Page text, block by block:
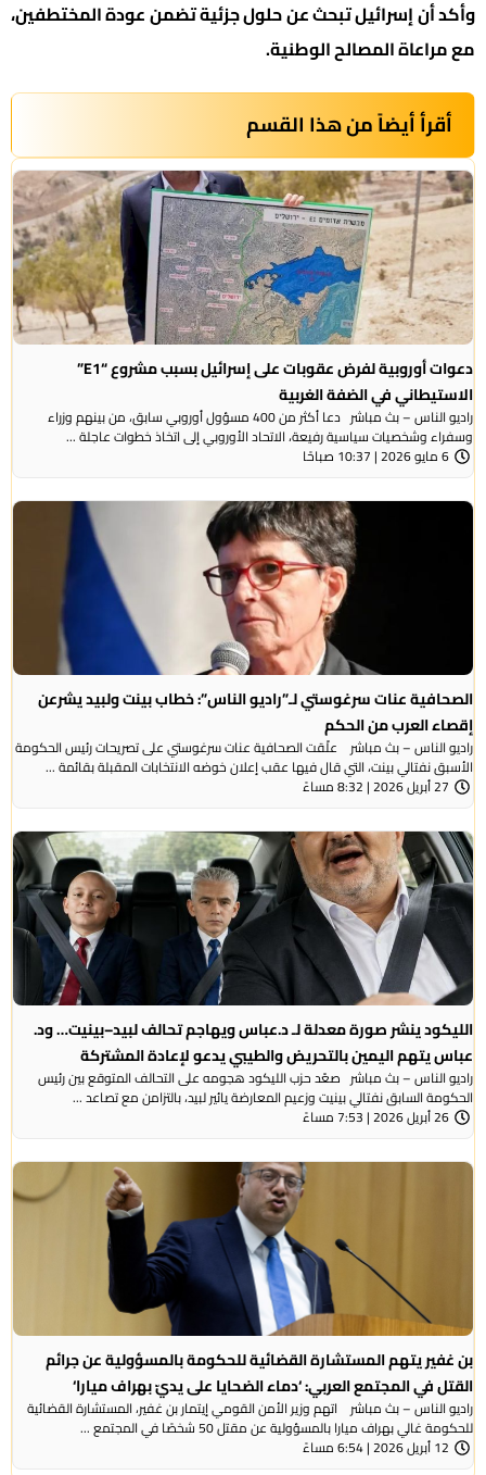
وأكد أن إسرائيل تبحث عن حلول جزئية تضمن عودة المختطفين،
مع مراعاة المصالح الوطنية.
أقرأ أيضاً من هذا القسم
دعوات أوروبية لفرض عقوبات على إسرائيل بسبب مشروع “E1”
الاستيطاني في الضفة الغربية
راديو الناس – بث مباشر دعا أكثر من 400 مسؤول أوروبي سابق، من بينهم وزراء
وسفراء وشخصيات سياسية رفيعة، الاتحاد الأوروبي إلى اتخاذ خطوات عاجلة ...
6 مايو 2026 | 10:37 صباحًا
الصحافية عنات سرغوستي لـ”راديو الناس”: خطاب بينت ولبيد يشرعن
إقصاء العرب من الحكم
راديو الناس – بث مباشر علّقت الصحافية عنات سرغوستي على تصريحات رئيس الحكومة
الأسبق نفتالي بينت، التي قال فيها عقب إعلان خوضه الانتخابات المقبلة بقائمة ...
27 أبريل 2026 | 8:32 مساءً
الليكود ينشر صورة معدلة لـ د.عباس ويهاجم تحالف لبيد–بينيت… ود.
عباس يتهم اليمين بالتحريض والطيبي يدعو لإعادة المشتركة
راديو الناس – بث مباشر صعّد حزب الليكود هجومه على التحالف المتوقع بين رئيس
الحكومة السابق نفتالي بينيت وزعيم المعارضة يائير لبيد، بالتزامن مع تصاعد ...
26 أبريل 2026 | 7:53 مساءً
بن غفير يتهم المستشارة القضائية للحكومة بالمسؤولية عن جرائم
القتل في المجتمع العربي: ‘دماء الضحايا على يديّ بهراف ميارا‘
راديو الناس – بث مباشر اتهم وزير الأمن القومي إيتمار بن غفير، المستشارة القضائية
للحكومة غالي بهراف ميارا بالمسؤولية عن مقتل 50 شخصًا في المجتمع ...
12 أبريل 2026 | 6:54 مساءً